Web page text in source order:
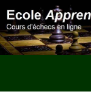
Aller
au
contenu